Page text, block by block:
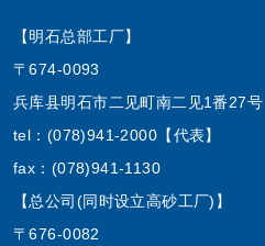
【明石总部工厂】
〒674-0093
兵库县明石市二见町南二见1番27号
tel：(078)941-2000【代表】
fax：(078)941-1130
【总公司(同时设立高砂工厂)】
〒676-0082